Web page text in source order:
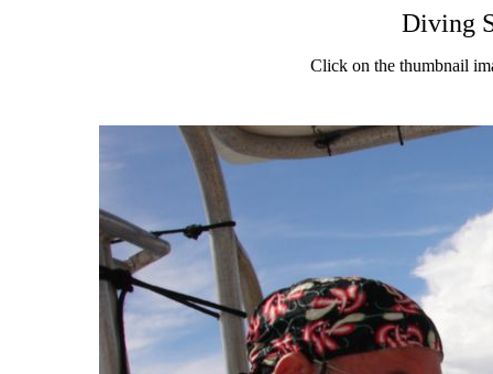
Diving
Click on the thumbnail